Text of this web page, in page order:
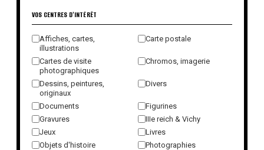
VOS CENTRES D'INTÉRÊT
Affiches, cartes,
illustrations
Carte postale
Cartes de visite
photographiques
Chromos, imagerie
Dessins, peintures,
originaux
Divers
Documents
Figurines
Gravures
IIIe reich & Vichy
Jeux
Livres
Objets d'histoire
Photographies